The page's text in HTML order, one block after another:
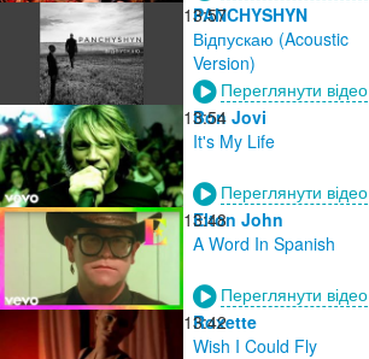
13:57
PANCHYSHYN
Відпускаю (Acoustic
Version)
Переглянути відео
13:54
Bon Jovi
It's My Life
Переглянути відео
13:48
Elton John
A Word In Spanish
Переглянути відео
13:42
Roxette
Wish I Could Fly